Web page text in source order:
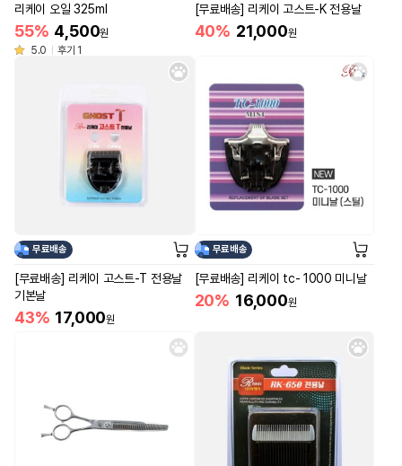
리케이 오일 325ml
55% 4,500원
5.0
후기 1
[무료배송] 리케이 고스트-K 전용날
40% 21,000원
무료배송
[무료배송] 리케이 고스트-T 전용날
기본날
43% 17,000원
무료배송
[무료배송] 리케이 tc- 1000 미니날
20% 16,000원